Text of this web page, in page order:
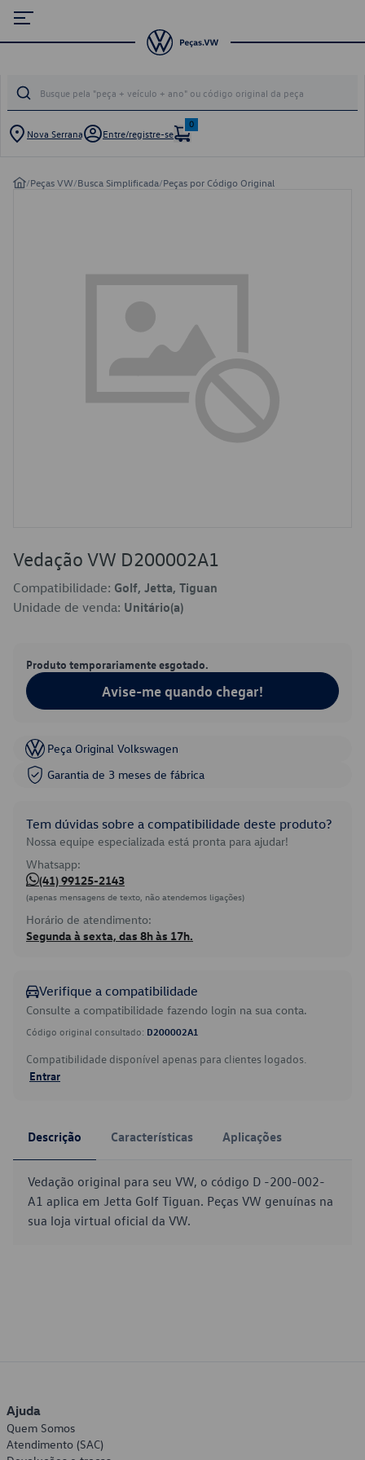
Nova Serrana Entre/registre-se
0
/Peças VW/Busca Simplificada/Peças por Código Original
Vedação VW D200002A1
Compatibilidade: Golf, Jetta, Tiguan
Unidade de venda: Unitário(a)
Produto temporariamente esgotado.
Avise-me quando chegar!
Peça Original Volkswagen
Garantia de 3 meses de fábrica
Tem dúvidas sobre a compatibilidade deste produto?
Nossa equipe especializada está pronta para ajudar!
Whatsapp:
(41) 99125-2143
(apenas mensagens de texto, não atendemos ligações)
Horário de atendimento:
Segunda à sexta, das 8h às 17h.
Verifique a compatibilidade
Consulte a compatibilidade fazendo login na sua conta.
Código original consultado: D200002A1
Compatibilidade disponível apenas para clientes logados.
Entrar
Descrição Características Aplicações
Vedação original para seu VW, o código D -200-002-
A1 aplica em Jetta Golf Tiguan. Peças VW genuínas na
sua loja virtual oficial da VW.
Ajuda
Quem Somos
Atendimento (SAC)